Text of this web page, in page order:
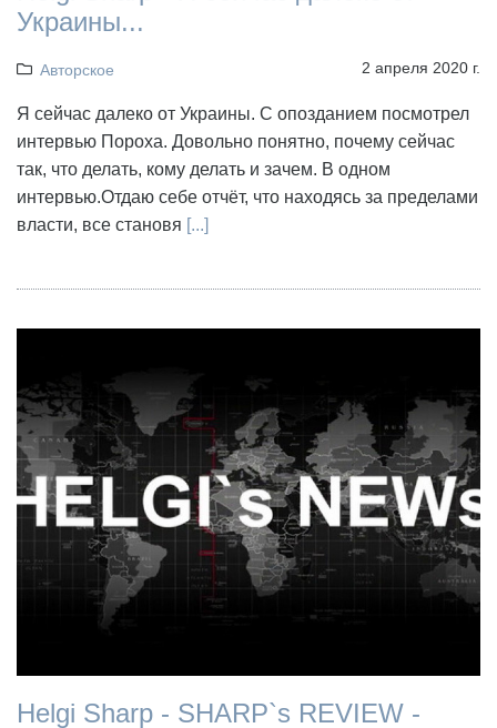
Украины...
Авторское 2 апреля 2020 г.
Я сейчас далеко от Украины. С опозданием посмотрел
интервью Пороха. Довольно понятно, почему сейчас
так, что делать, кому делать и зачем. В одном
интервью.Отдаю себе отчёт, что находясь за пределами
власти, все становя [...]
Helgi Sharp - SHARP`s REVIEW -